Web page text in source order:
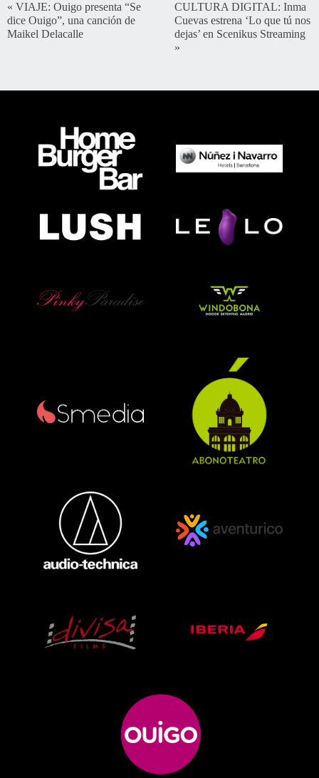
« VIAJE: Ouigo presenta “Se
dice Ouigo”, una canción de
Maikel Delacalle
CULTURA DIGITAL: Inma
Cuevas estrena ‘Lo que tú nos
dejas’ en Scenikus Streaming
»